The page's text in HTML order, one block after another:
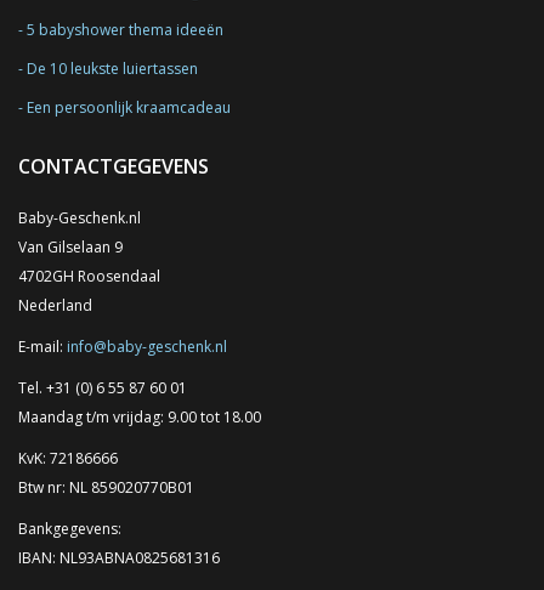
5 babyshower thema ideeën
De 10 leukste luiertassen
Een persoonlijk kraamcadeau
CONTACTGEGEVENS
Baby-Geschenk.nl
Van Gilselaan 9
4702GH Roosendaal
Nederland
E-mail: info@baby-geschenk.nl
Tel. +31 (0) 6 55 87 60 01
Maandag t/m vrijdag: 9.00 tot 18.00
KvK: 72186666
Btw nr: NL 859020770B01
Bankgegevens:
IBAN: NL93ABNA0825681316